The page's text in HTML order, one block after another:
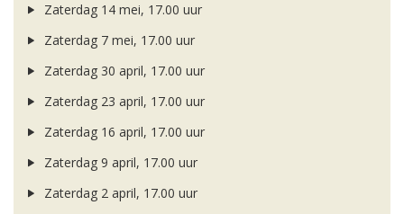
Zaterdag 14 mei, 17.00 uur
Zaterdag 7 mei, 17.00 uur
Zaterdag 30 april, 17.00 uur
Zaterdag 23 april, 17.00 uur
Zaterdag 16 april, 17.00 uur
Zaterdag 9 april, 17.00 uur
Zaterdag 2 april, 17.00 uur